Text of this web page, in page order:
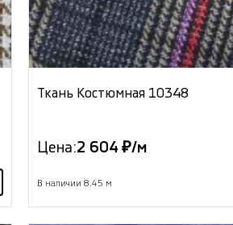
Ткань Костюмная 10348
Цена:2 604 ₽/м
В наличии 8.45 м